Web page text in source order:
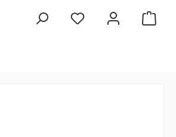
Du hast 0 Produkte